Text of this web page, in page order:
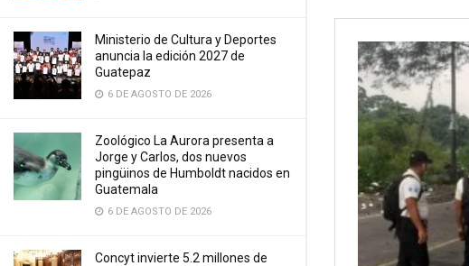
Ministerio de Cultura y Deportes
anuncia la edición 2027 de
Guatepaz
6 DE AGOSTO DE 2026
Zoológico La Aurora presenta a
Jorge y Carlos, dos nuevos
pingüinos de Humboldt nacidos en
Guatemala
6 DE AGOSTO DE 2026
Concyt invierte 5.2 millones de